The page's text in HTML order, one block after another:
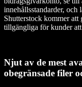
innehållsstandarder, och
Shutterstock kommer
tillgängliga för kunder
Njut av de mest
obegränsade filer